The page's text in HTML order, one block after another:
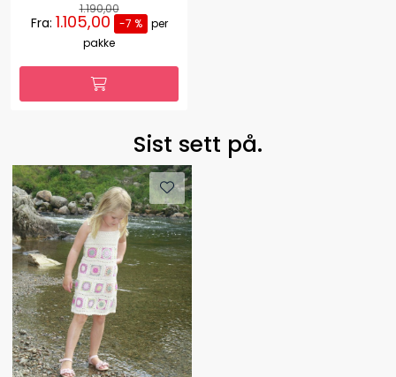
1.190,00
Fra: 1.105,00 -7 %
per
pakke
Sist sett på.